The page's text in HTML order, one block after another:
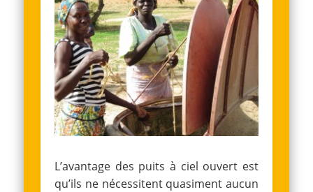
L’avantage des puits à ciel ouvert est
qu’ils ne nécessitent quasiment aucun